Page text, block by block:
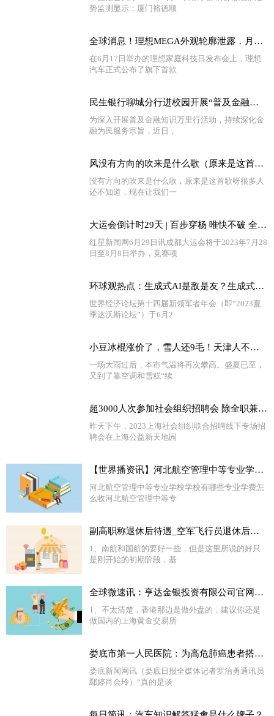
势监测显示：厦门裕德顺
全球消息！理想MEGA外观轮廓泄露，月销3万辆目标即将达成
在6月17日举办的理想家庭科技日发布会上，理想
汽车正式公布了旗下首款
民生银行聊城分行进校园开展“普及金融知识万里行”宣教活动
为深入开展普及金融知识万里行活动，持续深化金
融为民服务宗旨，近日，
风没有方向的吹来是什么歌（原来是这首歌呀）
没有方向的吹来是什么歌，原来是这首歌呀很多人
还不知道，现在让我们一
大运会倒计时29天 | 百步穿杨 唯快不破 全球快资讯
红星新闻网6月29日讯成都大运会将于2023年7月28
日至8月8日举办，竞赛项
环球观热点：生成式AI是敌是友？生成式AI的未来在哪？听他们的答案……
世界经济论坛第十四届新领军者年会（即“2023夏
季达沃斯论坛”）于6月2
小豆冰棍涨价了，雪人还9毛！天津人不惧“雪糕刺客”，在乎的是……_天天热门
一场大雨过后，本市气温将再次攀高。盛夏已至，
又到了靠空调和雪糕“续
超3000人次参加社会组织招聘会 除全职兼职外 还有35家单位提供针对在校大学生的实习见习岗位-播报
昨天下午，2023上海社会组织联合招聘线下专场招
聘会在上海公益新天地园
【世界播资讯】河北航空管理中等专业学校学校有哪些专业 学费怎么收
河北航空管理中等专业学校学校有哪些专业学费怎
么收河北航空管理中等专
副高职称退休后待遇_空军飞行员退休后待遇_全球热门
1、南航和国航的要好一些，但是这里所说的好只
是刚开始的初期阶段，基
全球微速讯：亨达金银投资有限公司官网网上开户网址_亨达金银投资有限公司
1、不太清楚，香港那边是做外盘的，建议你还是
做国内的上海黄金交易所
娄底市第一人民医院：为高危肺癌患者搭建生命之桥
娄底新闻网讯（娄底日报全媒体记者罗治勇通讯员
鄢婷肖会玲）“真的是谈